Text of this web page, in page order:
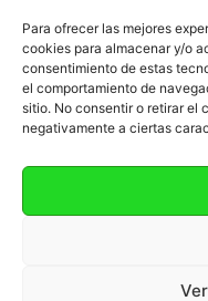
Para ofrecer las mejores
cookies para almacenar y/o
consentimiento de estas
el comportamiento de
sitio. No consentir o retirar el
negativamente a ciertas